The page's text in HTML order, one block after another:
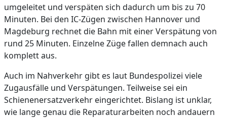
umgeleitet und verspäten sich dadurch um bis zu 70
Minuten. Bei den IC-Zügen zwischen Hannover und
Magdeburg rechnet die Bahn mit einer Verspätung von
rund 25 Minuten. Einzelne Züge fallen demnach auch
komplett aus.
Auch im Nahverkehr gibt es laut Bundespolizei viele
Zugausfälle und Verspätungen. Teilweise sei ein
Schienenersatzverkehr eingerichtet. Bislang ist unklar,
wie lange genau die Reparaturarbeiten noch andauern